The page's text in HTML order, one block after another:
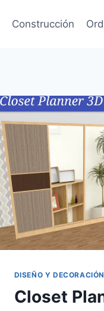
Construcción
DISEÑO Y DECORACIÓN
Closet